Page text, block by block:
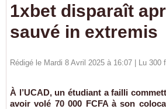
1xbet disparaît
sauvé in extremis
Rédigé le Mardi 8 Avril 2025 à 16:07 | Lu 300
À l’UCAD, un étudiant a failli
avoir volé 70 000 FCFA à son